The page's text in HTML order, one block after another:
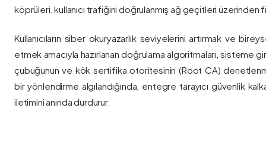
köprüleri, kullanıcı trafiğini doğrulanmış ağ geçitleri üzerinden
Kullanıcıların siber okuryazarlık seviyelerini artırmak ve
etmek amacıyla hazırlanan doğrulama algoritmaları, sisteme
çubuğunun ve kök sertifika otoritesinin (Root CA)
bir yönlendirme algılandığında, entegre tarayıcı güvenlik
iletimini anında durdurur.